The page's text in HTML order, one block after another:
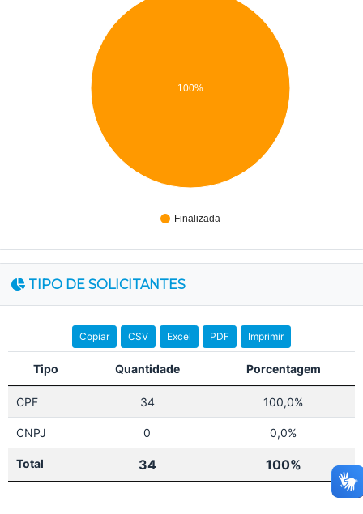
Finalizada
100%
TIPO DE SOLICITANTES
Copiar CSV Excel PDF Imprimir
Tipo Quantidade Porcentagem
CPF 34 100,0%
CNPJ 0 0,0%
Total 34 100%